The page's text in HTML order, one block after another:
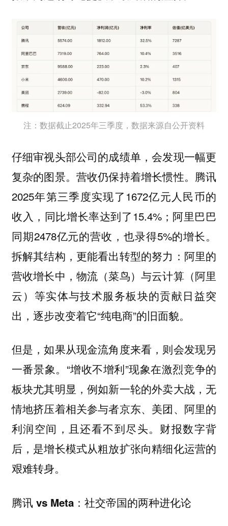
注：数据截止2025年三季度，数据来源自公开资料
仔细审视头部公司的成绩单，会发现一幅更
复杂的图景。营收仍保持着增长惯性。腾讯
2025年第三季度实现了1672亿元人民币的
收入，同比增长率达到了15.4%；阿里巴巴
同期2478亿元的营收，也录得5%的增长。
拆解其结构，更能看出转型的努力：阿里的
营收增长中，物流（菜鸟）与云计算（阿里
云）等实体与技术服务板块的贡献日益突
出，逐步改变着它“纯电商”的旧面貌。
但是，如果从现金流角度来看，则会发现另
一番景象。“增收不增利”现象在激烈竞争的
板块尤其明显，例如新一轮的外卖大战，无
情地挤压着相关参与者京东、美团、阿里的
利润空间，且还看不到尽头。财报数字背
后，是增长模式从粗放扩张向精细化运营的
艰难转身。
腾讯 vs Meta：社交帝国的两种进化论